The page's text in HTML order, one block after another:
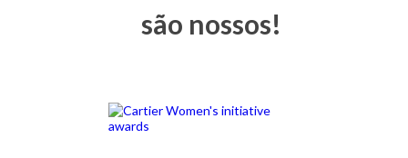
são nossos!